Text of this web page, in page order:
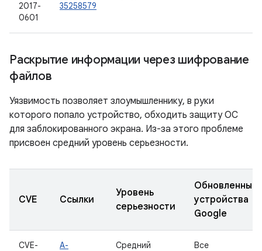
2017-
0601
35258579
Раскрытие информации через шифрование
файлов
Уязвимость позволяет злоумышленнику, в руки
которого попало устройство, обходить защиту ОС
для заблокированного экрана. Из-за этого проблеме
присвоен средний уровень серьезности.
CVE Ссылки
Уровень
серьезности
Обновленные
устройства
Google
CVE-
A-
Средний Все